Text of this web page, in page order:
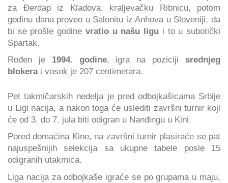
za Đerdap iz Kladova, kraljevačku Ribnicu, potom
godinu dana proveo u Salonitu iz Anhova u Sloveniji, da
bi se prošle godine vratio u našu ligu i to u subotički
Spartak.
Rođen je 1994. godine, igra na pozicijisrednjeg
blokerai vosok je 207 centimetara.
Pet takmičarskih nedelja je pred odbojkašicama Srbije
u Ligi nacija, a nakon toga će uslediti završni turnir koji
će od 3. do 7. jula biti odigran u Nanđingu u Kini.
Pored domaćina Kine, na završni turnir plasiraće se pat
najuspešnijih selekcija sa ukupne tabele posle 15
odigranih utakmica.
Liga nacija za odbojkaše igraće se po grupama u maju,